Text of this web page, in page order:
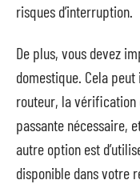
risques d’interruption.
De plus, vous devez
domestique. Cela
routeur, la vérification
passante nécessaire,
autre option est
disponible dans votre